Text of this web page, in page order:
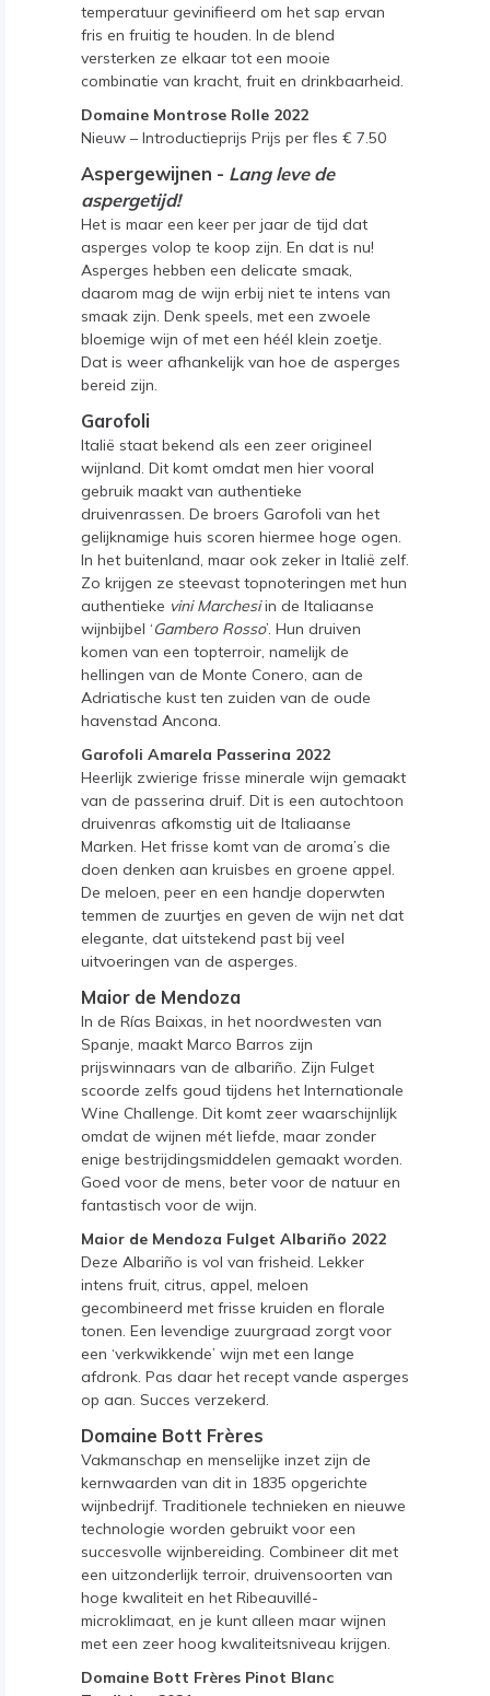
temperatuur gevinifieerd om het sap ervan
fris en fruitig te houden. In de blend
versterken ze elkaar tot een mooie
combinatie van kracht, fruit en drinkbaarheid.
Domaine Montrose Rolle 2022
Nieuw – Introductieprijs Prijs per fles € 7.50
Aspergewijnen - Lang leve de
aspergetijd!
Het is maar een keer per jaar de tijd dat
asperges volop te koop zijn. En dat is nu!
Asperges hebben een delicate smaak,
daarom mag de wijn erbij niet te intens van
smaak zijn. Denk speels, met een zwoele
bloemige wijn of met een héél klein zoetje.
Dat is weer afhankelijk van hoe de asperges
bereid zijn.
Garofoli
Italië staat bekend als een zeer origineel
wijnland. Dit komt omdat men hier vooral
gebruik maakt van authentieke
druivenrassen. De broers Garofoli van het
gelijknamige huis scoren hiermee hoge ogen.
In het buitenland, maar ook zeker in Italië zelf.
Zo krijgen ze steevast topnoteringen met hun
authentieke vini Marchesiin de Italiaanse
wijnbijbel ‘Gambero Rosso’. Hun druiven
komen van een topterroir, namelijk de
hellingen van de Monte Conero, aan de
Adriatische kust ten zuiden van de oude
havenstad Ancona.
Garofoli Amarela Passerina 2022
Heerlijk zwierige frisse minerale wijn gemaakt
van de passerina druif. Dit is een autochtoon
druivenras afkomstig uit de Italiaanse
Marken. Het frisse komt van de aroma’s die
doen denken aan kruisbes en groene appel.
De meloen, peer en een handje doperwten
temmen de zuurtjes en geven de wijn net dat
elegante, dat uitstekend past bij veel
uitvoeringen van de asperges.
Maior de Mendoza
In de Rías Baixas, in het noordwesten van
Spanje, maakt Marco Barros zijn
prijswinnaars van de albariño. Zijn Fulget
scoorde zelfs goud tijdens het Internationale
Wine Challenge. Dit komt zeer waarschijnlijk
omdat de wijnen mét liefde, maar zonder
enige bestrijdingsmiddelen gemaakt worden.
Goed voor de mens, beter voor de natuur en
fantastisch voor de wijn.
Maior de Mendoza Fulget Albariño 2022
Deze Albariño is vol van frisheid. Lekker
intens fruit, citrus, appel, meloen
gecombineerd met frisse kruiden en florale
tonen. Een levendige zuurgraad zorgt voor
een ‘verkwikkende’ wijn met een lange
afdronk. Pas daar het recept vande asperges
op aan. Succes verzekerd.
Domaine Bott Frères
Vakmanschap en menselijke inzet zijn de
kernwaarden van dit in 1835 opgerichte
wijnbedrijf. Traditionele technieken en nieuwe
technologie worden gebruikt voor een
succesvolle wijnbereiding. Combineer dit met
een uitzonderlijk terroir, druivensoorten van
hoge kwaliteit en het Ribeauvillé-
microklimaat, en je kunt alleen maar wijnen
met een zeer hoog kwaliteitsniveau krijgen.
Domaine Bott Frères Pinot Blanc